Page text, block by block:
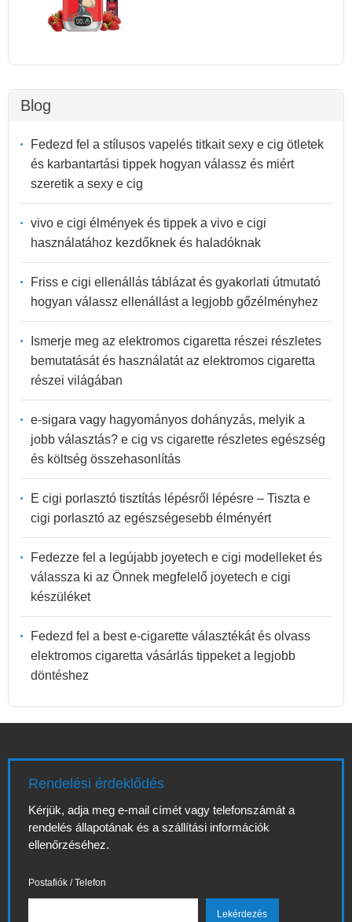
Blog
Fedezd fel a stílusos vapelés titkait sexy e cig ötletek
és karbantartási tippek hogyan válassz és miért
szeretik a sexy e cig
vivo e cigi élmények és tippek a vivo e cigi
használatához kezdőknek és haladóknak
Friss e cigi ellenállás táblázat és gyakorlati útmutató
hogyan válassz ellenállást a legjobb gőzélményhez
Ismerje meg az elektromos cigaretta részei részletes
bemutatását és használatát az elektromos cigaretta
részei világában
e-sigara vagy hagyományos dohányzás, melyik a
jobb választás? e cig vs cigarette részletes egészség
és költség összehasonlítás
E cigi porlasztó tisztítás lépésről lépésre – Tiszta e
cigi porlasztó az egészségesebb élményért
Fedezze fel a legújabb joyetech e cigi modelleket és
válassza ki az Önnek megfelelő joyetech e cigi
készüléket
Fedezd fel a best e-cigarette választékát és olvass
elektromos cigaretta vásárlás tippeket a legjobb
döntéshez
Rendelési érdeklődés
Kérjük, adja meg e-mail címét vagy telefonszámát a
rendelés állapotának és a szállítási információk
ellenőrzéséhez.
Postafiók / Telefon